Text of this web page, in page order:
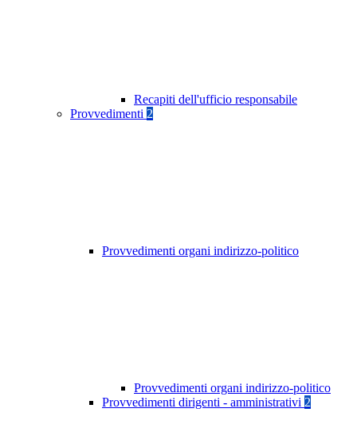
Recapiti dell'ufficio responsabile
Provvedimenti 2
Provvedimenti organi indirizzo-politico
Provvedimenti organi indirizzo-politico
Provvedimenti dirigenti - amministrativi 2